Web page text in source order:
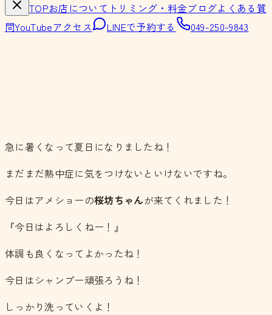
TOPお店について トリミング・料金ブログよくある質
問YouTubeアクセス LINEで予約する 049-250-9843
急に暑くなって夏日になりましたね！
まだまだ熱中症に気をつけないといけないですね。
今日はアメショーの桜坊ちゃんが来てくれました！
『今日はよろしくねー！』
体調も良くなってよかったね！
今日はシャンプー頑張ろうね！
しっかり洗っていくよ！